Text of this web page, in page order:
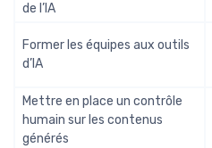
de l’IA
Former les équipes aux outils
d’IA
Mettre en place un contrôle
humain sur les contenus
générés